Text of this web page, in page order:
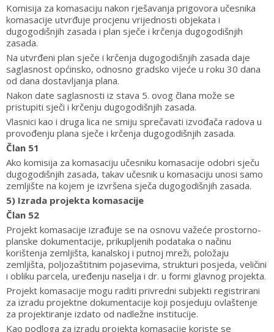
Komisija za komasaciju nakon rješavanja prigovora učesnika
komasacije utvrđuje procjenu vrijednosti objekata i
dugogodišnjih zasada i plan sječe i krčenja dugogodišnjih
zasada.
Na utvrđeni plan sječe i krčenja dugogodišnjih zasada daje
saglasnost općinsko, odnosno gradsko vijeće u roku 30 dana
od dana dostavljanja plana.
Nakon date saglasnosti iz stava 5. ovog člana može se
pristupiti sječi i krčenju dugogodišnjih zasada.
Vlasnici kao i druga lica ne smiju sprečavati izvođača radova u
provođenju plana sječe i krčenja dugogodišnjih zasada.
Član 51
Ako komisija za komasaciju učesniku komasacije odobri sječu
dugogodišnjih zasada, takav učesnik u komasaciju unosi samo
zemljište na kojem je izvršena sječa dugogodišnjih zasada.
5) Izrada projekta komasacije
Član 52
Projekt komasacije izrađuje se na osnovu važeće prostorno-
planske dokumentacije, prikupljenih podataka o načinu
korištenja zemljišta, kanalskoj i putnoj mreži, položaju
zemljišta, poljozaštitnim pojasevima, strukturi posjeda, veličini
i obliku parcela, uređenju naselja i dr. u formi glavnog projekta.
Projekt komasacije mogu raditi privredni subjekti registrirani
za izradu projektne dokumentacije koji posjeduju ovlaštenje
za projektiranje izdato od nadležne institucije.
Kao podloga za izradu projekta komasacije koriste se